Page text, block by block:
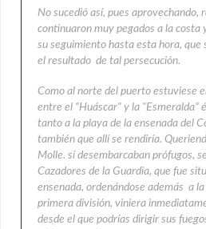
No sucedió así, pues aprovechando,
continuaron muy pegados a la costa
su seguimiento hasta esta hora, que
el resultado de tal persecución.
Como al norte del puerto estuviese
entre el “Huáscar" y la "Esmeralda”
tanto a la playa de la ensenada del
también que allí se rendiría.
Molle. sí desembarcaban prófugos,
Cazadores de la Guardia, que fue
ensenada, ordenándose además a
primera división, viniera
desde el que podrías dirigir sus